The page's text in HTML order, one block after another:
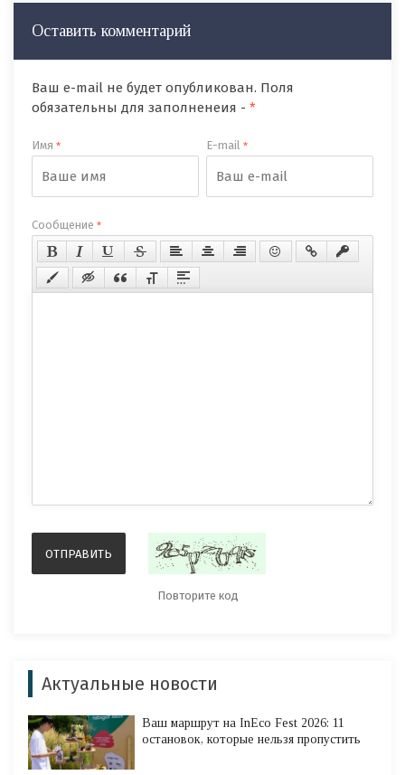
Оставить комментарий
Ваш e-mail не будет опубликован. Поля
обязательны для заполненеия - *
Имя * E-mail*
Сообщение *
Актуальные новости
Ваш маршрут на InEco Fest 2026: 11
остановок, которые нельзя пропустить